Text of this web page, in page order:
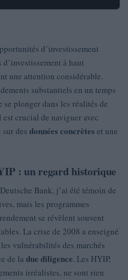
d’investissement
à haut
une attention considérable.
substantiels en un temps
se plonger dans les réalités de
crucial de naviguer avec
sur des données concrètes et une
: un regard historique
Bank, j’ai été témoin de
mais les programmes
se révèlent souvent
La crise de 2008 a enseigné
vulnérabilités des marchés
de la due diligence. Les HYIP,
irréalistes, ne sont rien